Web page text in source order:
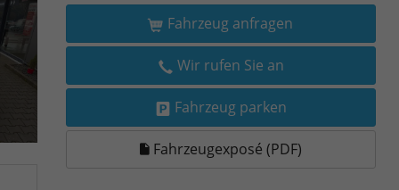
Fahrzeug anfragen
Wir rufen Sie an
Fahrzeug parken
Fahrzeugexposé (PDF)